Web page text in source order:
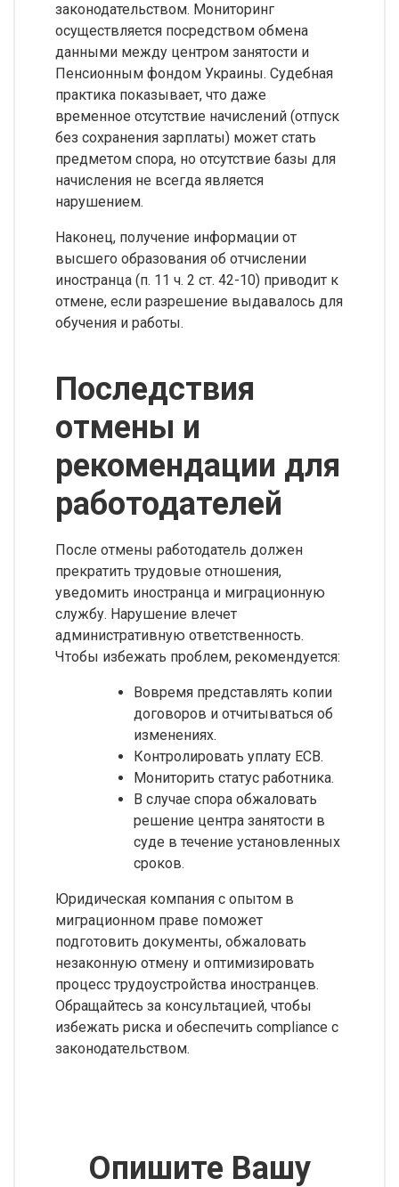
законодательством. Мониторинг
осуществляется посредством обмена
данными между центром занятости и
Пенсионным фондом Украины. Судебная
практика показывает, что даже
временное отсутствие начислений (отпуск
без сохранения зарплаты) может стать
предметом спора, но отсутствие базы для
начисления не всегда является
нарушением.
Наконец, получение информации от
высшего образования об отчислении
иностранца (п. 11 ч. 2 ст. 42-10) приводит к
отмене, если разрешение выдавалось для
обучения и работы.
Последствия
отмены и
рекомендации для
работодателей
После отмены работодатель должен
прекратить трудовые отношения,
уведомить иностранца и миграционную
службу. Нарушение влечет
административную ответственность.
Чтобы избежать проблем, рекомендуется:
Вовремя представлять копии
договоров и отчитываться об
изменениях.
Контролировать уплату ЕСВ.
Мониторить статус работника.
В случае спора обжаловать
решение центра занятости в
суде в течение установленных
сроков.
Юридическая компания с опытом в
миграционном праве поможет
подготовить документы, обжаловать
незаконную отмену и оптимизировать
процесс трудоустройства иностранцев.
Обращайтесь за консультацией, чтобы
избежать риска и обеспечить compliance с
законодательством.
Опишите Вашу